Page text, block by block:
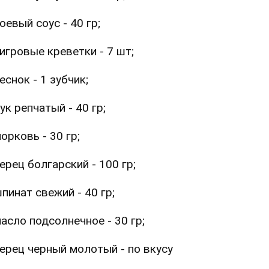
соус - 40 гр;
креветки - 7 шт;
- 1 зубчик;
репчатый - 40 гр;
- 30 гр;
болгарский - 100 гр;
свежий - 40 гр;
подсолнечное - 30 гр;
черный молотый - по вкусу